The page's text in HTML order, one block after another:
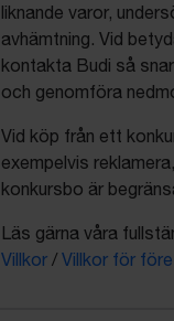
liknande varor,
avhämtning. Vid
kontakta Budi så
och genomföra
Vid köp från ett
exempelvis
konkursbo är
Läs gärna våra
Villkor / Villkor för